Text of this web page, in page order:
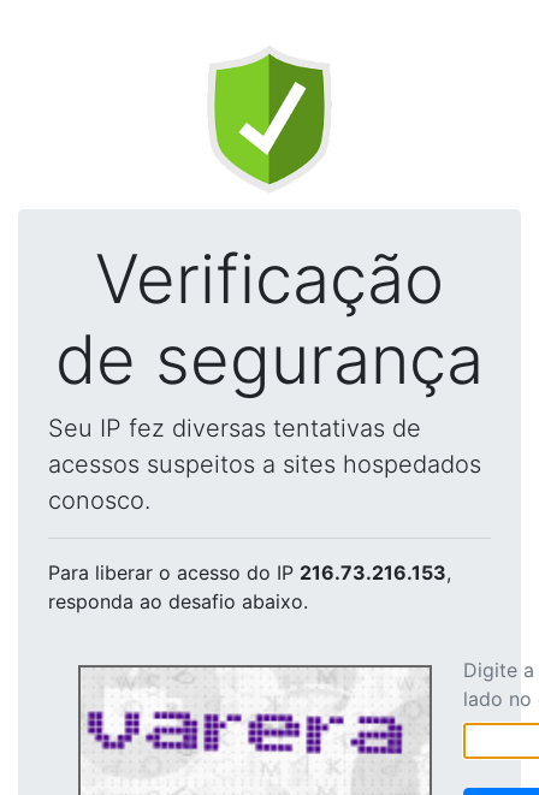
Verificação
de segurança
Seu IP fez diversas tentativas de
acessos suspeitos a sites hospedados
conosco.
Para liberar o acesso do IP 216.73.216.153,
responda ao desafio abaixo.
Digite
lado no